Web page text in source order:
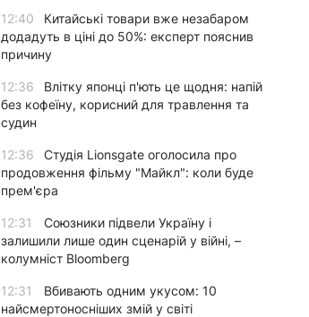
12:40
Китайські товари вже незабаром
додадуть в ціні до 50%: експерт пояснив
причину
12:36
Влітку японці п'ють це щодня: напій
без кофеїну, корисний для травлення та
судин
12:36
Студія Lionsgate оголосила про
продовження фільму "Майкл": коли буде
прем'єра
12:31
Союзники підвели Україну і
залишили лише один сценарій у війні, –
колумніст Bloomberg
12:31
Вбивають одним укусом: 10
найсмертоносніших змій у світі